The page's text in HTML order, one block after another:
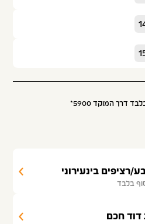
דרך המוקד5900*
רציפים בינעירוני
בלבד
דוד חכם